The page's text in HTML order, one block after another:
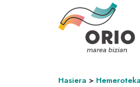
Hasiera > Hemeroteka